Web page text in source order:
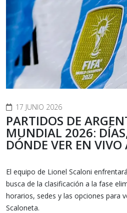
17 JUNIO 2026
PARTIDOS DE
MUNDIAL 2026:
DÓNDE VER EN VIVO
El equipo de Lionel Scaloni
busca de la clasificación a la fase
horarios, sedes y las opciones para
Scaloneta.